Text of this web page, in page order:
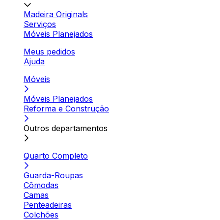
Madeira Originals
Serviços
Móveis Planejados
Meus pedidos
Ajuda
Móveis
Móveis Planejados
Reforma e Construção
Outros departamentos
Quarto Completo
Guarda-Roupas
Cômodas
Camas
Penteadeiras
Colchões